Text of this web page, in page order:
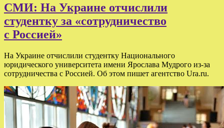
СМИ: На Украине отчислили
студентку за «сотрудничество
с Россией»
На Украине отчислили студентку Национального
юридического университета имени Ярослава Мудрого из-за
сотрудничества с Россией. Об этом пишет агентство Ura.ru.